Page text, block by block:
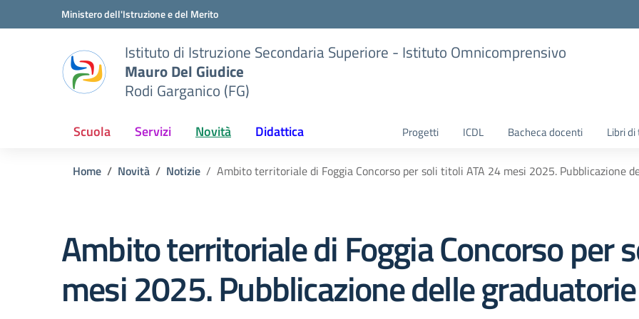
Vai ai contenuti
Vai al menu di navigazioneMinistero dell'Istruzione e del Merito
Istituto di Istruzione Secondaria Superiore - Istituto Omnicomprensivo
Mauro Del Giudice
Rodi Garganico (FG)
Scuola Servizi Novità Didattica Progetti ICDL Bacheca docenti Libri
Home Novità Notizie Ambito territoriale di Foggia Concorso per soli titoli ATA 24 mesi 2025. Pubblicazione
Ambito territoriale di Foggia Concorso per
mesi 2025. Pubblicazione delle